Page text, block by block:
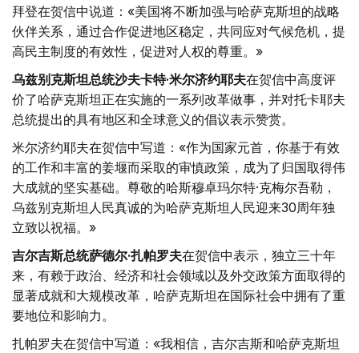
拜登在贺信中说道：«美国将不断加强与哈萨克斯坦的战略
伙伴关系，通过合作促进地区稳定，共同应对气候危机，提
高民主制度的有效性，促进对人权的尊重。»
乌兹别克斯坦总统沙夫卡特·米尔济约耶夫在贺信中高度评
价了哈萨克斯坦正在实施的一系列改革做事，并对托卡耶夫
总统提出的具有地区和全球意义的倡议表示赞赏。
米尔济约耶夫在贺信中写道：«作为国家元首，你基于有效
的工作和丰富的姜堰而采取的审慎政策，成为了归国取得伟
大成就的坚实基础。尊敬的哈斯穆卓玛尔特·克梅尔吾勒，
乌兹别克斯坦人民真诚的为哈萨克斯坦人民迎来30周年独
立致以祝福。»
吉尔吉斯总统萨德尔·扎帕罗夫在贺信中表示，独立三十年
来，有赖于政治、经济和社会领域以及外交政策方面取得的
显著成就和大规模改革，哈萨克斯坦在国际社会中拥有了重
要地位和影响力。
扎帕罗夫在贺信中写道：«我相信，吉尔吉斯和哈萨克斯坦